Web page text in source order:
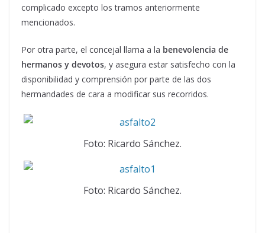
complicado excepto los tramos anteriormente
mencionados.
Por otra parte, el concejal llama a la benevolencia de
hermanos y devotos, y asegura estar satisfecho con la
disponibilidad y comprensión por parte de las dos
hermandades de cara a modificar sus recorridos.
Foto: Ricardo Sánchez.
Foto: Ricardo Sánchez.